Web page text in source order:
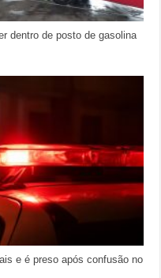
dentro de posto de gasolina
e é preso após confusão no